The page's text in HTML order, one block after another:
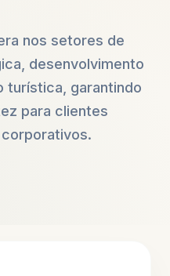
nos setores de
desenvolvimento
turística, garantindo
para clientes